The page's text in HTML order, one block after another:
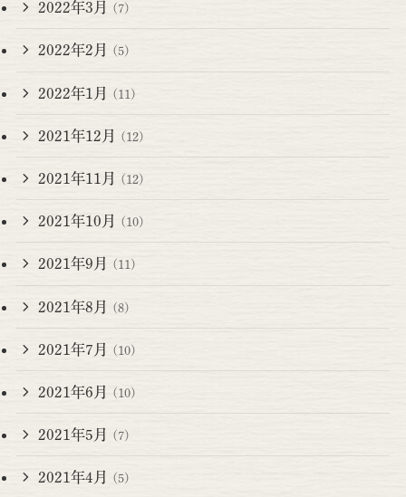
2022年3月 (7)
2022年2月 (5)
2022年1月 (11)
2021年12月 (12)
2021年11月 (12)
2021年10月 (10)
2021年9月 (11)
2021年8月 (8)
2021年7月 (10)
2021年6月 (10)
2021年5月 (7)
2021年4月 (5)